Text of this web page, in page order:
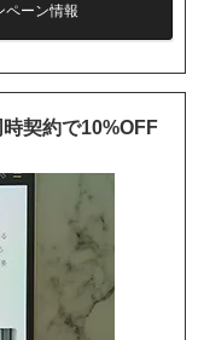
ペーン情報
契約で10%OFF